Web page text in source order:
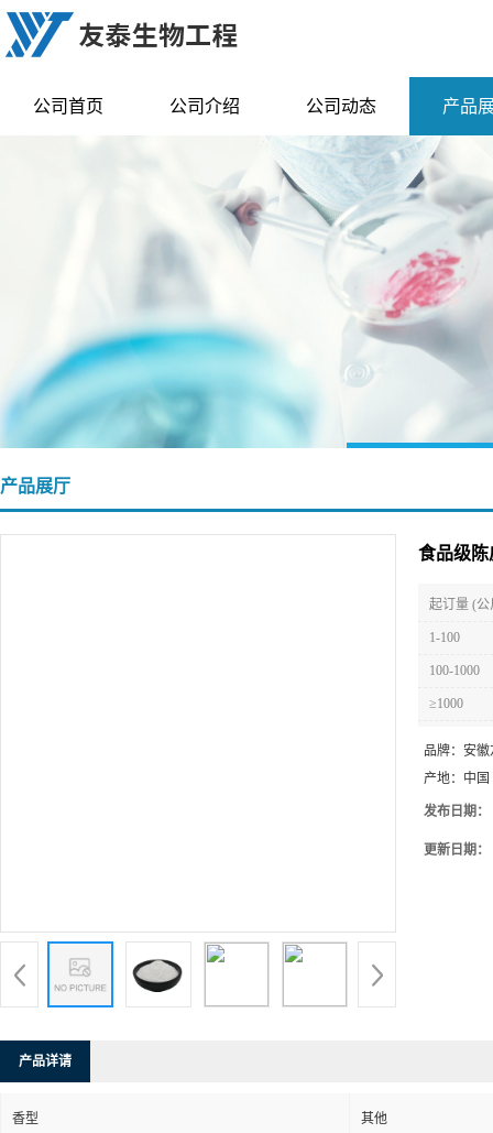
公司首页 公司介绍 公司动态 产品
产品展厅
食品级陈
起订量 (公
1-100
100-1000
≥1000
品牌： 安徽
产地： 中国
发布日期：
更新日期：
产品详请
香型 其他